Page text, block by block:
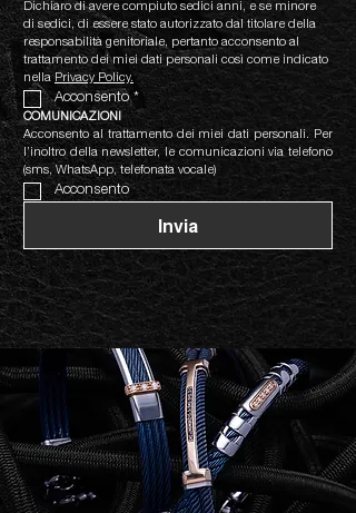
Dichiaro di avere compiuto sedici anni, e se minore
di sedici, di essere stato autorizzato dal titolare della
responsabilità genitoriale, pertanto acconsento al
trattamento dei miei dati personali così come indicato
nella Privacy Policy.
Acconsento *
COMUNICAZIONI
Acconsento al trattamento dei miei dati personali. Per
l’inoltro della newsletter, le comunicazioni via telefono
(sms, WhatsApp, telefonata vocale)
Acconsento
Invia